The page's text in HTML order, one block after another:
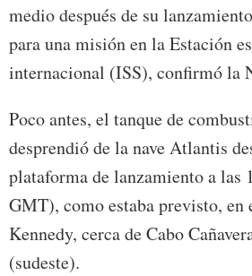
medio después de su
para una misión en la Estación
internacional (ISS), confirmó la
Poco antes, el tanque de
desprendió de la nave Atlantis
plataforma de lanzamiento a las
GMT), como estaba previsto, en
Kennedy, cerca de Cabo
(sudeste).